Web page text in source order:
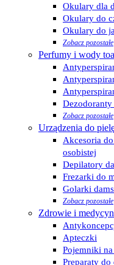
Okulary dla
Okulary do
Okulary do
Zobacz pozostałe
Perfumy i wody
Dezodoranty
Zobacz pozostałe
Urządzenia do
Akcesoria
osobistej
Depilatory
Frezarki do
Golarki
Zobacz pozostałe
Zdrowie i
Apteczki
Pojemniki
Preparaty